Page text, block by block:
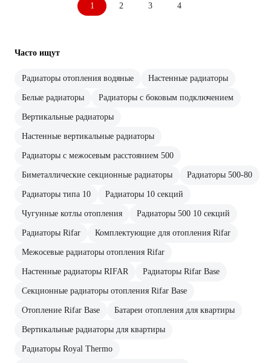
1 2 3 4
Часто ищут
Радиаторы отопления водяные Настенные радиаторы
Белые радиаторы Радиаторы с боковым подключением
Вертикальные радиаторы
Настенные вертикальные радиаторы
Радиаторы с межосевым расстоянием 500
Биметаллические секционные радиаторы Радиаторы 500-80
Радиаторы типа 10 Радиаторы 10 секций
Чугунные котлы отопления Радиаторы 500 10 секций
Радиаторы Rifar Комплектующие для отопления Rifar
Межосевые радиаторы отопления Rifar
Настенные радиаторы RIFAR Радиаторы Rifar Base
Секционные радиаторы отопления Rifar Base
Отопление Rifar Base Батареи отопления для квартиры
Вертикальные радиаторы для квартиры
Радиаторы Royal Thermo